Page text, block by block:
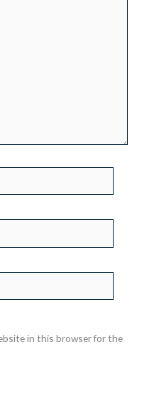
in this browser for the